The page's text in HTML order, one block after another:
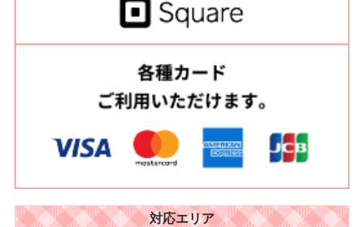
対応エリア